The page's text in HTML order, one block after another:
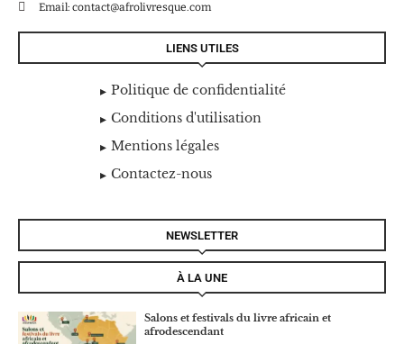
Email: contact@afrolivresque.com
LIENS UTILES
Politique de confidentialité
Conditions d'utilisation
Mentions légales
Contactez-nous
NEWSLETTER
À LA UNE
Salons et festivals du livre africain et
afrodescendant